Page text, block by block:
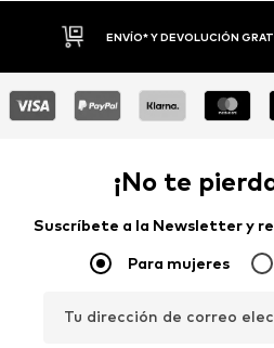
DEVOLUCIONES HASTA 30
¡No te
Suscríbete a la Newsletter y
Para mujeres
Tu dirección de correo